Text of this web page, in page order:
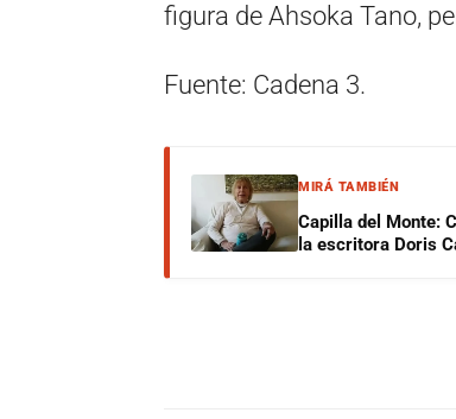
figura de Ahsoka Tano,
Fuente: Cadena 3.
MIRÁ TAMBIÉN
Capilla del Monte:
la escritora Doris